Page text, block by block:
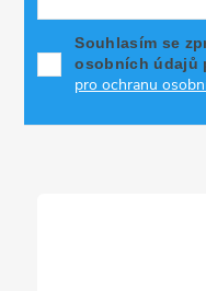
Souhlasím se
osobních údajů
pro ochranu